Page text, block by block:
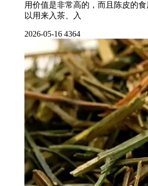
用价值是非常高的，而且陈皮的
以用来入茶、入
2026-05-16 4364